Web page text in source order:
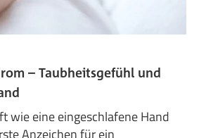
– Taubheitsgefühl und
wie eine eingeschlafene Hand
Anzeichen für ein